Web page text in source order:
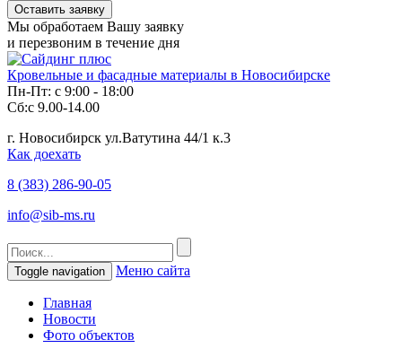
Мы обработаем Вашу заявку
и перезвоним в течение дня
Кровельные и фасадные материалы в Новосибирске
Пн-Пт: с 9:00 - 18:00
Сб:с 9.00-14.00
г. Новосибирск ул.Ватутина 44/1 к.3
Как доехать
8 (383) 286-90-05
info@sib-ms.ru
Toggle navigation Меню сайта
Главная
Новости
Фото объектов